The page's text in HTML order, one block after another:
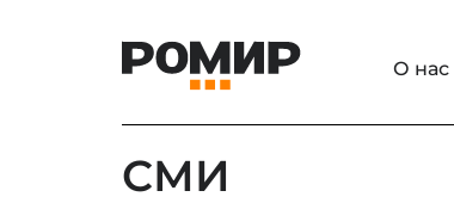
О нас
СМИ